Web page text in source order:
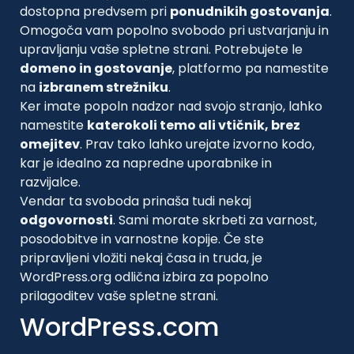
dostopna predvsem pri ponudnikih gostovanja.
Omogoča vam popolno svobodo pri ustvarjanju in
upravljanju vaše spletne strani. Potrebujete le
domeno in gostovanje, platformo pa namestite
na izbranem strežniku.
Ker imate popoln nadzor nad svojo stranjo, lahko
namestite katerokoli temo ali vtičnik, brez
omejitev. Prav tako lahko urejate izvorno kodo,
kar je idealno za napredne uporabnike in
razvijalce.
Vendar ta svoboda prinaša tudi nekaj
odgovornosti. Sami morate skrbeti za varnost,
posodobitve in varnostne kopije. Če ste
pripravljeni vložiti nekaj časa in truda, je
WordPress.org odlična izbira za popolno
prilagoditev vaše spletne strani.
WordPress.com